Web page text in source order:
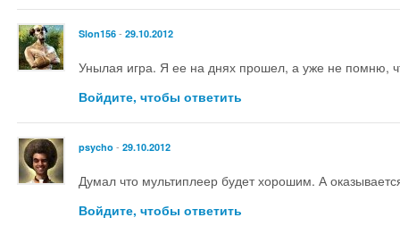
Slon156 - 29.10.2012
Унылая игра. Я ее на днях прошел, а уже не помню,
Войдите, чтобы ответить
psycho - 29.10.2012
Думал что мультиплеер будет хорошим. А
Войдите, чтобы ответить